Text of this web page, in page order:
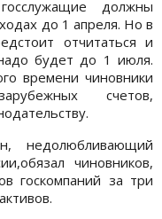
должны
до 1 апреля. Но в
отчитаться и
будет до 1 июля.
времени чиновники
счетов,
недолюбливающий
чиновников,
госкомпаний за три